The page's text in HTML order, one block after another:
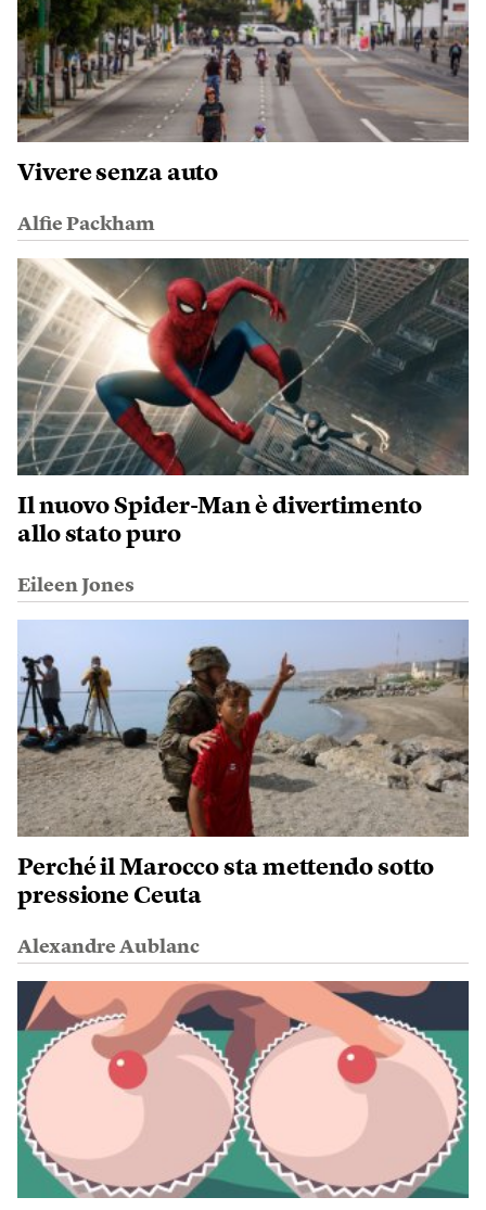
Vivere senza auto
Alfie Packham
Il nuovo Spider-Man è divertimento
allo stato puro
Eileen Jones
Perché il Marocco sta mettendo sotto
pressione Ceuta
Alexandre Aublanc